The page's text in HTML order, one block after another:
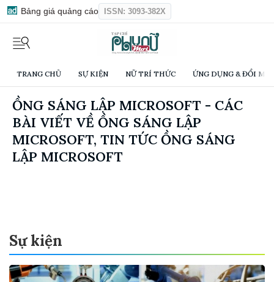
Bảng giá quảng cáo ISSN: 3093-382X
TRANG CHỦ SỰ KIỆN NỮ TRÍ THỨC ỨNG DỤNG & ĐỔI
ỒNG SÁNG LẬP MICROSOFT - CÁC
BÀI VIẾT VỀ ỒNG SÁNG LẬP
MICROSOFT, TIN TỨC ỒNG SÁNG
LẬP MICROSOFT
Sự kiện